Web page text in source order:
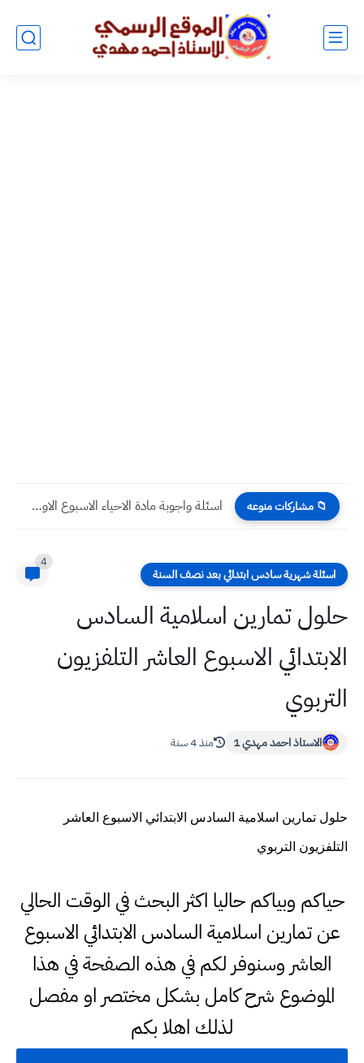
📁 مشاركات منوعه اسئلة واجوبة مادة الاحياء الاسبوع الاول للعام 2023 للصف رابع...
اسئلة شهرية سادس ابتدائي بعد نصف السنة
4
حلول تمارين اسلامية السادس
الابتدائي الاسبوع العاشر التلفزيون
التربوي
الاستاذ احمد مهدي 1 منذ 4 سنة
حلول تمارين اسلامية السادس الابتدائي الاسبوع العاشر
التلفزيون التربوي
حياكم وبياكم حاليا اكثر البحث في الوقت الحالي
عن تمارين اسلامية السادس الابتدائي الاسبوع
العاشر وسنوفر لكم في هذه الصفحة في هذا
الموضوع شرح كامل بشكل مختصر او مفصل
لذلك اهلا بكم